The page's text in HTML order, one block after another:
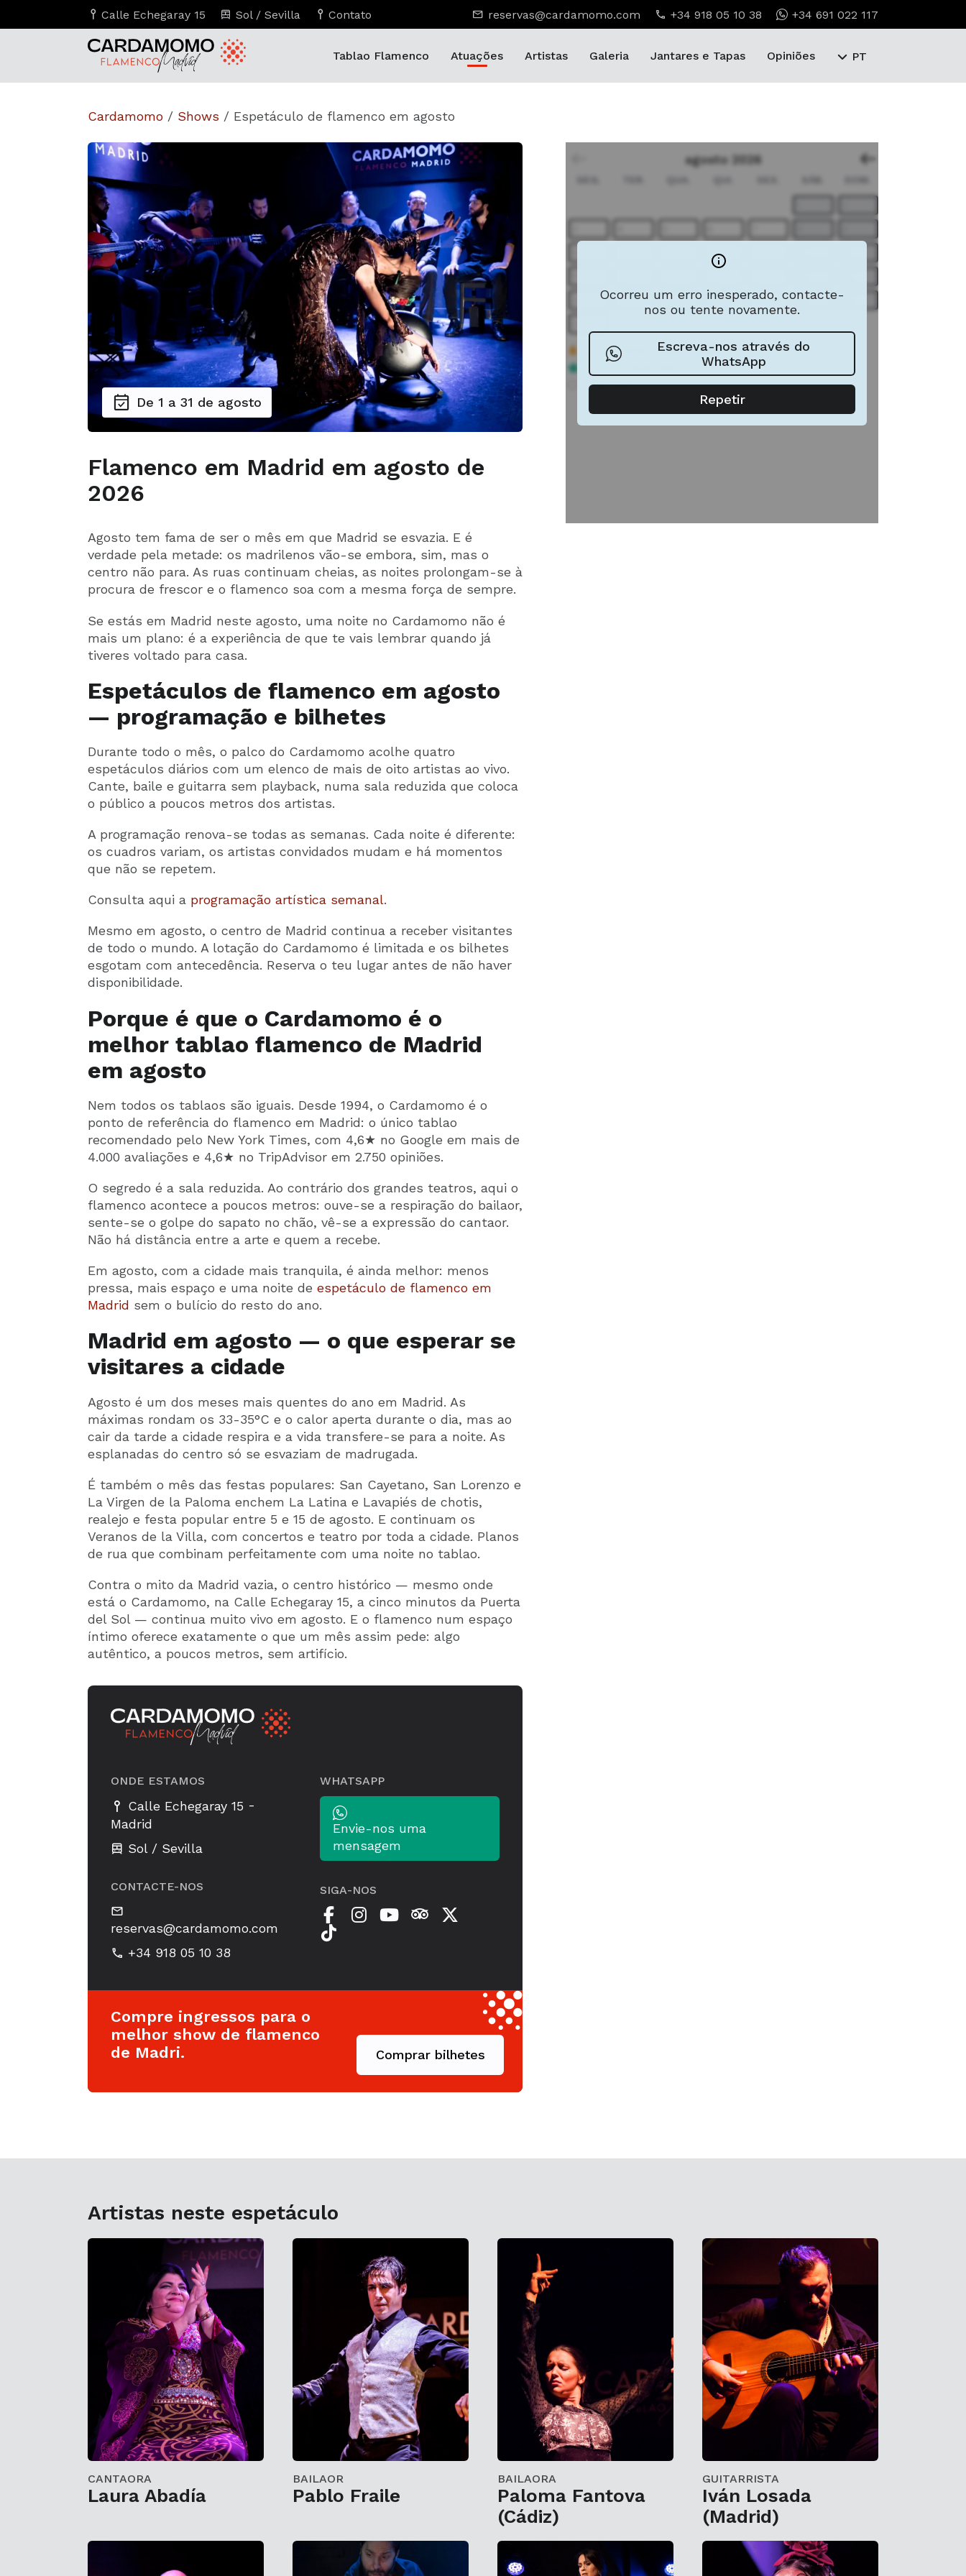
Calle Echegaray 15 Sol / Sevilla Contato reservas@cardamomo.com +34 918 05 10 38 +34 691 022 117
Tablao Flamenco Atuações Artistas Galeria Jantares e Tapas Opiniões PT
Cardamomo / Shows / Espetáculo de flamenco em agosto
De 1 a 31 de agosto
Flamenco em Madrid em agosto de
2026
Agosto tem fama de ser o mês em que Madrid se esvazia. E é
verdade pela metade: os madrilenos vão-se embora, sim, mas o
centro não para. As ruas continuam cheias, as noites prolongam-se à
procura de frescor e o flamenco soa com a mesma força de sempre.
Se estás em Madrid neste agosto, uma noite no Cardamomo não é
mais um plano: é a experiência de que te vais lembrar quando já
tiveres voltado para casa.
Espetáculos de flamenco em agosto
— programação e bilhetes
Durante todo o mês, o palco do Cardamomo acolhe quatro
espetáculos diários com um elenco de mais de oito artistas ao vivo.
Cante, baile e guitarra sem playback, numa sala reduzida que coloca
o público a poucos metros dos artistas.
A programação renova-se todas as semanas. Cada noite é diferente:
os cuadros variam, os artistas convidados mudam e há momentos
que não se repetem.
Consulta aqui a programação artística semanal.
Mesmo em agosto, o centro de Madrid continua a receber visitantes
de todo o mundo. A lotação do Cardamomo é limitada e os bilhetes
esgotam com antecedência. Reserva o teu lugar antes de não haver
disponibilidade.
Porque é que o Cardamomo é o
melhor tablao flamenco de Madrid
em agosto
Nem todos os tablaos são iguais. Desde 1994, o Cardamomo é o
ponto de referência do flamenco em Madrid: o único tablao
recomendado pelo New York Times, com 4,6★ no Google em mais de
4.000 avaliações e 4,6★ no TripAdvisor em 2.750 opiniões.
O segredo é a sala reduzida. Ao contrário dos grandes teatros, aqui o
flamenco acontece a poucos metros: ouve-se a respiração do bailaor,
sente-se o golpe do sapato no chão, vê-se a expressão do cantaor.
Não há distância entre a arte e quem a recebe.
Em agosto, com a cidade mais tranquila, é ainda melhor: menos
pressa, mais espaço e uma noite de espetáculo de flamenco em
Madrid sem o bulício do resto do ano.
Madrid em agosto — o que esperar se
visitares a cidade
Agosto é um dos meses mais quentes do ano em Madrid. As
máximas rondam os 33-35°C e o calor aperta durante o dia, mas ao
cair da tarde a cidade respira e a vida transfere-se para a noite. As
esplanadas do centro só se esvaziam de madrugada.
É também o mês das festas populares: San Cayetano, San Lorenzo e
La Virgen de la Paloma enchem La Latina e Lavapiés de chotis,
realejo e festa popular entre 5 e 15 de agosto. E continuam os
Veranos de la Villa, com concertos e teatro por toda a cidade. Planos
de rua que combinam perfeitamente com uma noite no tablao.
Contra o mito da Madrid vazia, o centro histórico — mesmo onde
está o Cardamomo, na Calle Echegaray 15, a cinco minutos da Puerta
del Sol — continua muito vivo em agosto. E o flamenco num espaço
íntimo oferece exatamente o que um mês assim pede: algo
autêntico, a poucos metros, sem artifício.
ONDE ESTAMOS
Calle Echegaray 15 -
Madrid
Sol / Sevilla
CONTACTE-NOS
reservas@cardamomo.com
+34 918 05 10 38
WHATSAPP
Envie-nos uma
mensagem
SIGA-NOS
Compre ingressos para o
melhor show de flamenco
de Madri.
Comprar bilhetes
Artistas neste espetáculo
CANTAORA
Laura Abadía
BAILAOR
Pablo Fraile
BAILAORA
Paloma Fantova
(Cádiz)
GUITARRISTA
Iván Losada
(Madrid)